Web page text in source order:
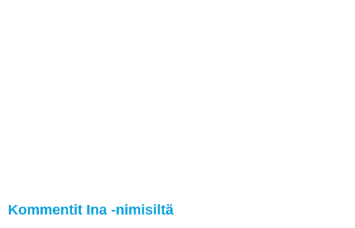
Kommentit Ina -nimisiltä